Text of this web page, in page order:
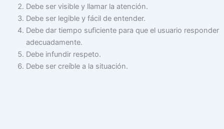
Debe ser visible y llamar la atención.
Debe ser legible y fácil de entender.
Debe dar tiempo suficiente para que el usuario responder
adecuadamente.
Debe infundir respeto.
Debe ser creíble a la situación.